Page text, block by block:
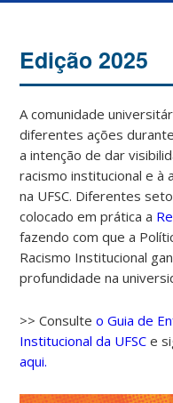
Edição 2025
A comunidade
diferentes ações
a intenção de dar
racismo institucional e à
na UFSC. Diferentes
colocado em prática a
fazendo com que a
Racismo Institucional
profundidade na
>> Consulteo Guia de
Institucional da UFSC e
aqui.
00:00
02:00